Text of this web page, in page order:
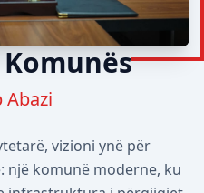
Abazi
vizioni ynë për
një komunë moderne, ku